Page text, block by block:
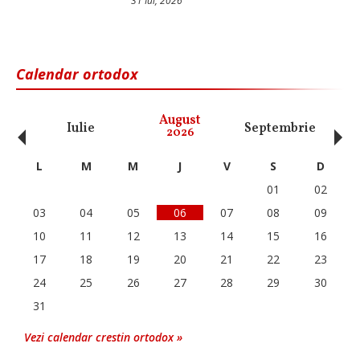
Calendar ortodox
Iulie August
2026 Septembrie
‹ L M M J V S
D
01
02
03
04 05 06 07 08
09
10
11 12 13 14 15
16
17
18 19 20 21 22
23
24
25 26 27 28 29
30
31
Vezi calendar crestin ortodox »